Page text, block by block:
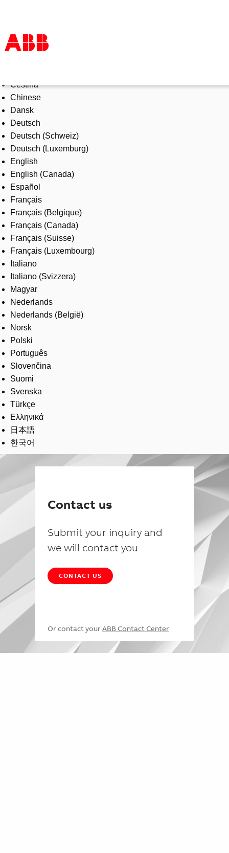
Products & Solutions
Industries
Services
About us
Where to buy
Contact us
Careers
Čeština
Chinese
Dansk
Deutsch
Deutsch (Schweiz)
Deutsch (Luxemburg)
English
English (Canada)
Español
Français
Français (Belgique)
Français (Canada)
Français (Suisse)
Français (Luxembourg)
Italiano
Italiano (Svizzera)
Magyar
Nederlands
Nederlands (België)
Norsk
Polski
Português
Slovenčina
Suomi
Svenska
Türkçe
Ελληνικά
日本語
한국어
Contact us
Submit your inquiry and
we will contact you
CONTACT US
Or contact your ABB Contact Center